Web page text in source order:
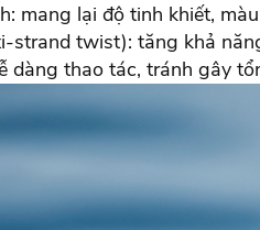
mang lại độ tinh khiết,
strand twist): tăng khả
dàng thao tác, tránh gây